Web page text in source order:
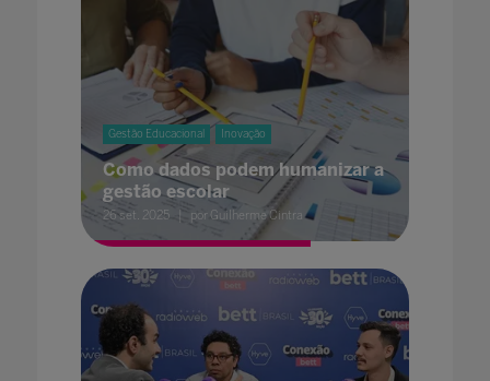
Gestão Educacional Inovação
Como dados podem humanizar a
gestão escolar
26 set. 2025 por Guilherme Cintra